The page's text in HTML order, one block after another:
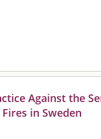
Against the
in Sweden